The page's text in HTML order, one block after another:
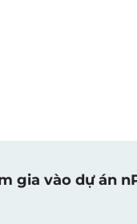
gia vào dự án